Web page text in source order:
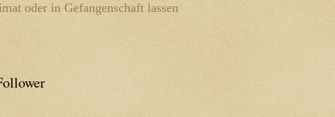
oder in Gefangenschaft lassen